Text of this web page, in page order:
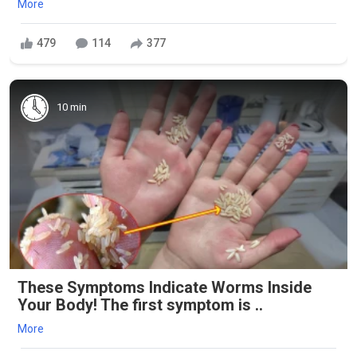
More
479 114 377
10 min
These Symptoms Indicate Worms Inside
Your Body! The first symptom is ..
More